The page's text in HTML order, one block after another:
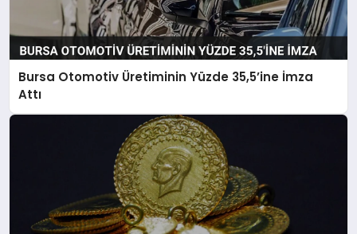
Bursa Otomotiv Üretiminin Yüzde 35,5’ine İmza
Attı